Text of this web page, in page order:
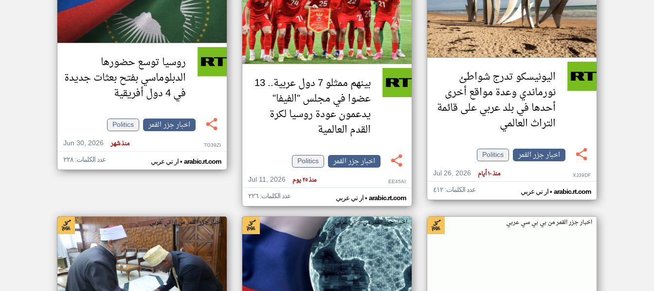
تغيير الدولة
اخبار جزر القمر على مدار الساعة
أهم اخبار جزر القمر العاجلة والمباشرة
اليونيسكو تدرج شواطئ
نورماندي وعدة مواقع أخرى
أحدها في بلد عربي على قائمة
التراث العالمي
اخبار جزر القمر
Politics
Jul 26, 2026
منذ ١٠ أيام XJ39DF
ار تي عربي• arabic.rt.com عدد الكلمات: ٤١٢
بينهم ممثلو 7 دول عربية.. 13
عضوا في مجلس "الفيفا"
يدعمون عودة روسيا لكرة
القدم العالمية
اخبار جزر القمر
Politics
Jul 11, 2026
منذ ٢٥ يوم EE45AI
ار تي عربي• arabic.rt.com عدد الكلمات: ٢٢٦
روسيا توسع حضورها
الدبلوماسي بفتح بعثات جديدة
في 4 دول أفريقية
اخبار جزر القمر
Politics
Jun 30, 2026
منذ شهر TG39ZI
ار تي عربي• arabic.rt.com عدد الكلمات: ٢٢٨
اخبار جزر القمر من بي بي سي عربي اخبار جزر القمر من ار تي عربي اخبار جزر القمر من ار تي عربي
klyoum.com